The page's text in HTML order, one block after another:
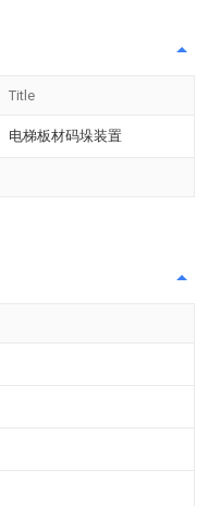
Title
电梯板材码垛装置